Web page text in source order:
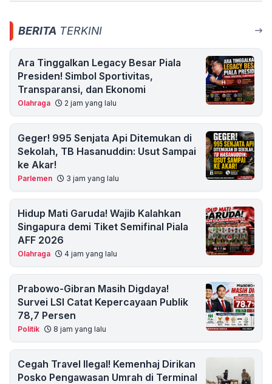
BERITA TERKINI
Ara Tinggalkan Legacy Besar Piala
Presiden! Simbol Sportivitas,
Transparansi, dan Ekonomi
Olahraga 2 jam yang lalu
Geger! 995 Senjata Api Ditemukan di
Sekolah, TB Hasanuddin: Usut Sampai
ke Akar!
Parlemen 3 jam yang lalu
Hidup Mati Garuda! Wajib Kalahkan
Singapura demi Tiket Semifinal Piala
AFF 2026
Olahraga 4 jam yang lalu
Prabowo-Gibran Masih Digdaya!
Survei LSI Catat Kepercayaan Publik
78,7 Persen
Politik 8 jam yang lalu
Cegah Travel Ilegal! Kemenhaj Dirikan
Posko Pengawasan Umrah di Terminal